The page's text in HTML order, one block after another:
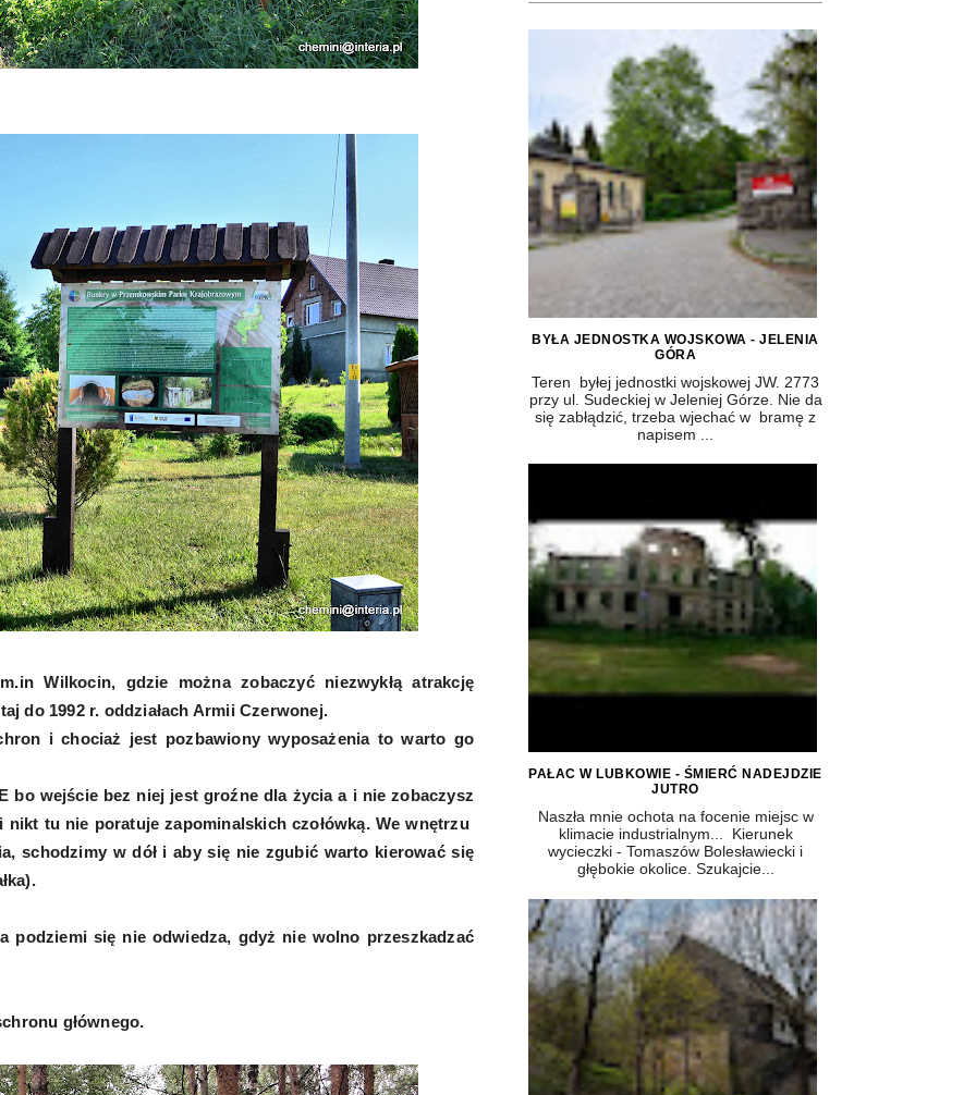
Wilkocin, gdzie można zobaczyć niezwykłą atrakcję
do 1992 r. oddziałach Armii Czerwonej.
i chociaż jest pozbawiony wyposażenia to warto go
bo wejście bez niej jest groźne dla życia a i nie zobaczysz
tu nie poratuje zapominalskich czołówką. We wnętrzu
schodzimy w dół i aby się nie zgubić warto kierować się
podziemi się nie odwiedza, gdyż nie wolno przeszkadzać
głównego.
BYŁA JEDNOSTKA WOJSKOWA - JELENIA
GÓRA
Teren byłej jednostki wojskowej JW. 2773
przy ul. Sudeckiej w Jeleniej Górze. Nie da
się zabłądzić, trzeba wjechać w bramę z
napisem ...
PAŁAC W LUBKOWIE - ŚMIERĆ NADEJDZIE
JUTRO
Naszła mnie ochota na focenie miejsc w
klimacie industrialnym... Kierunek
wycieczki - Tomaszów Bolesławiecki i
głębokie okolice. Szukajcie...